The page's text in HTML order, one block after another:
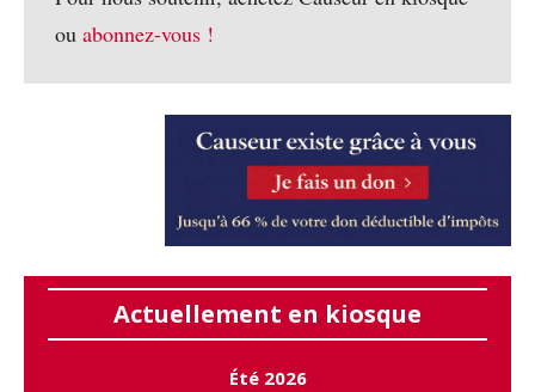
ou abonnez-vous !
Actuellement en kiosque
Été 2026